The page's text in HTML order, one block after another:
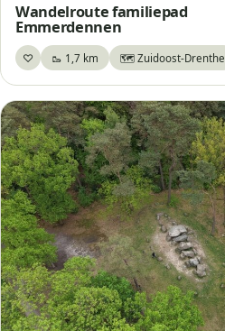
Wandelroute familiepad
Emmerdennen
♡Bewaar🥾 1,7 km 🗺️ Zuidoost-Drenthe